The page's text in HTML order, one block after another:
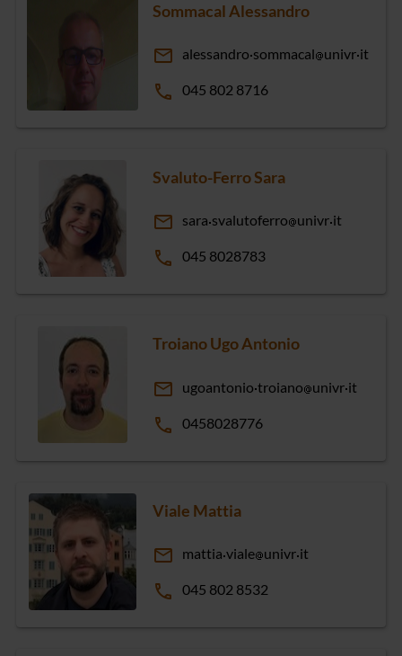
Sommacal Alessandro
email alessandro sommacal univr it
phone 045 802 8716
Svaluto-Ferro Sara
email sara svalutoferro univr it
phone 045 8028783
Troiano Ugo Antonio
email ugoantonio troiano univr it
phone 0458028776
Viale Mattia
email mattia viale univr it
phone 045 802 8532